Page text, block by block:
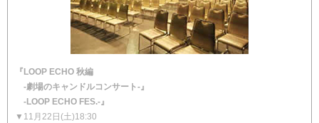
『LOOP ECHO 秋編
-劇場のキャンドルコンサート-』
-LOOP ECHO FES.-』
▼11月22日(土)18:30